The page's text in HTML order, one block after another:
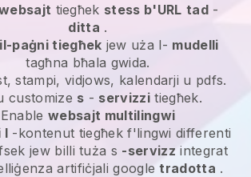
tiegħek stess b'URL tad-
ditta .
paġni tiegħek jew uża l- mudelli
tagħna bħala gwida.
stampi, vidjows, kalendarji u pdfs.
customize s - servizzi tiegħek.
Enablewebsajt multilingwi
l -kontenut tiegħek f'lingwi differenti
jew billi tuża s -servizz integrat
artifiċjali googletradotta .